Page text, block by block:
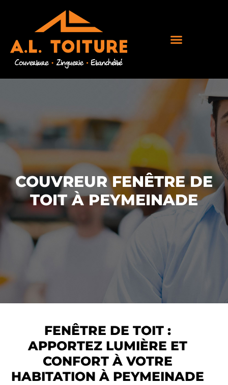
COUVREUR FENÊTRE DE
TOIT À PEYMEINADE
FENÊTRE DE TOIT :
APPORTEZ LUMIÈRE ET
CONFORT À VOTRE
HABITATION À PEYMEINADE